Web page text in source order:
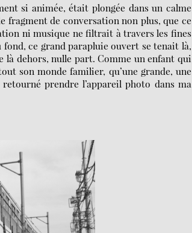
si animée, était plongée dans un calme
fragment de conversation non plus, que ce
ni musique ne filtrait à travers les fines
ce grand parapluie ouvert se tenait là,
là dehors, nulle part. Comme un enfant qui
son monde familier, qu’une grande, une
prendre l’appareil photo dans ma